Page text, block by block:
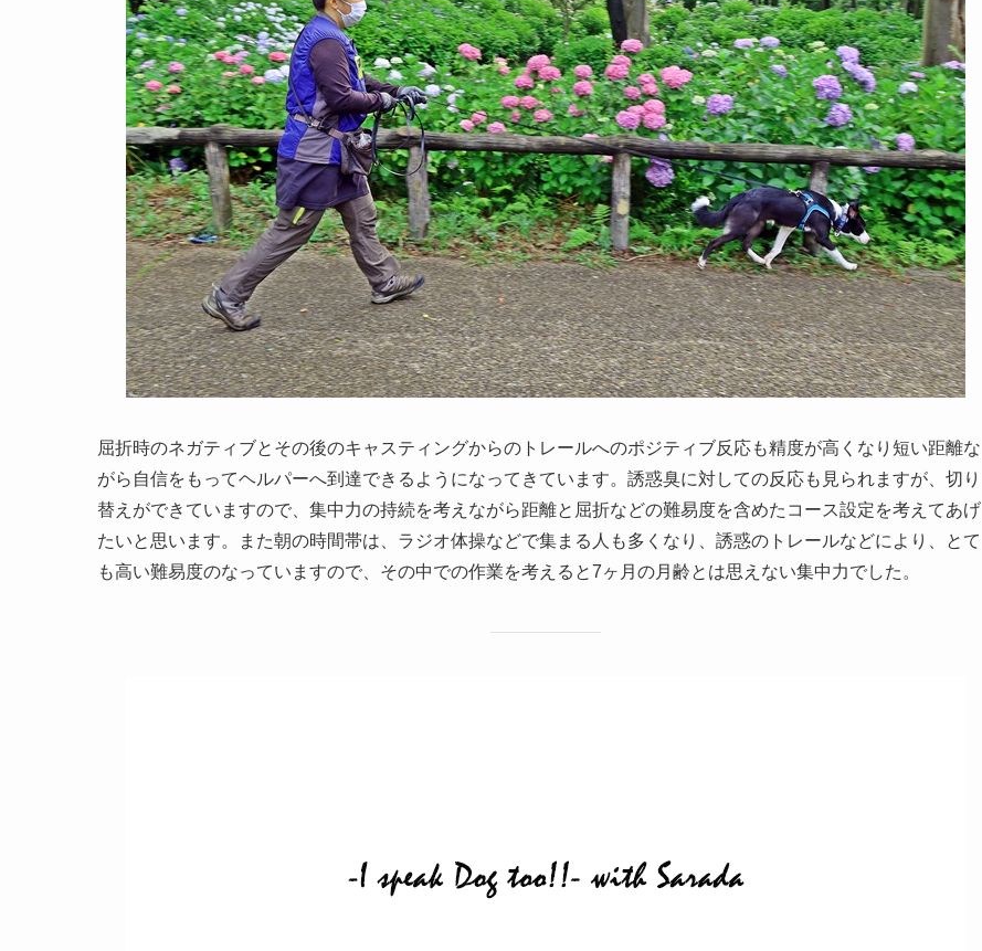
屈折時のネガティブとその後のキャスティングからのトレールへのポジティブ反応も精度が高くなり短い距離な
がら自信をもってヘルパーへ到達できるようになってきています。誘惑臭に対しての反応も見られますが、切り
替えができていますので、集中力の持続を考えながら距離と屈折などの難易度を含めたコース設定を考えてあげ
たいと思います。また朝の時間帯は、ラジオ体操などで集まる人も多くなり、誘惑のトレールなどにより、とて
も高い難易度のなっていますので、その中での作業を考えると7ヶ月の月齢とは思えない集中力でした。